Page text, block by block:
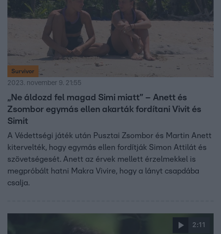
Survivor
2023. november 9. 21:55
„Ne áldozd fel magad Simi miatt” – Anett és
Zsombor egymás ellen akarták fordítani Vivit és
Simit
A Védettségi játék után Pusztai Zsombor és Martin Anett
kitervelték, hogy egymás ellen fordítják Simon Attilát és
szövetségesét. Anett az érvek mellett érzelmekkel is
megpróbált hatni Makra Vivire, hogy a lányt csapdába
csalja.
2:11